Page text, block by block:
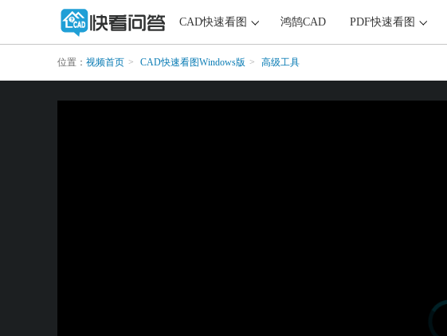
CAD快速看图 鸿鹄CAD PDF快速看图
位置： 视频首页 CAD快速看图Windows版 高级工具